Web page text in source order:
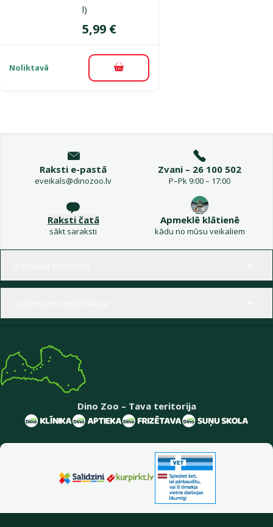
l)
Cena
5,99 €
Noliktavā Pievienot grozam
Raksti e-pastā
eveikals@dinozoo.lv
Zvani – 26 100 502
P–Pk 9:00 – 17:00
Raksti čatā
sākt saraksti
Apmeklē klātienē
kādu no mūsu veikaliem
Dino Zoo – Tava teritorija